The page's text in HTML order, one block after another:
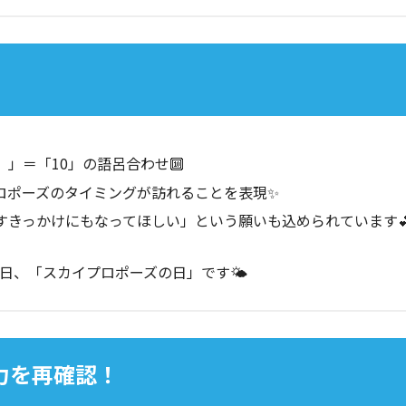
＝「10」の語呂合わせ🔟
ーズのタイミングが訪れることを表現✨
っかけにもなってほしい」という願いも込められています
、「スカイプロポーズの日」です🌤️
再確認！